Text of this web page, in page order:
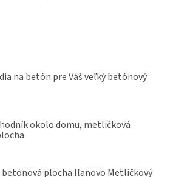
na betón pre Váš veľký betónový
okolo domu, metličková
betónová plocha Iľanovo Metličkový